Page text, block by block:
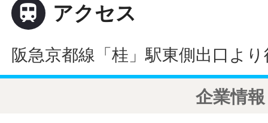
 アクセス
阪急京都線「桂」駅東側出口よ
企業情報